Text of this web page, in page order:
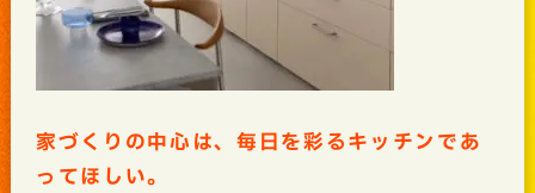
家づくりの中心は、毎日を彩るキッチンであ
ってほしい。